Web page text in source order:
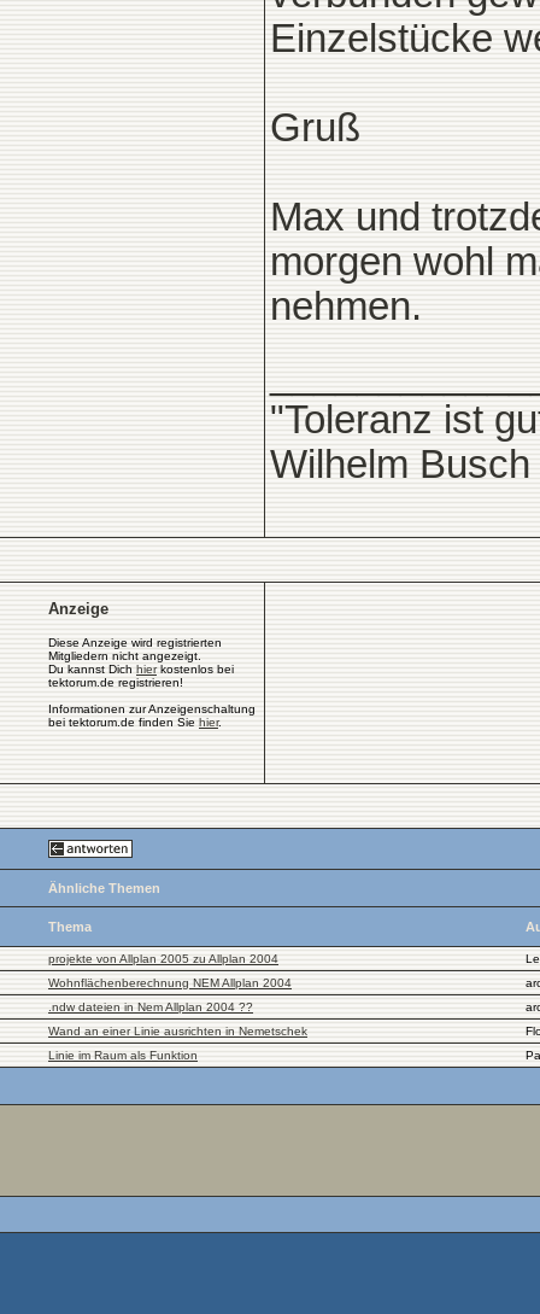
Einzelstücke
Gruß
Max und
morgen wohl
nehmen.
"Toleranz ist
Wilhelm Busch
Anzeige
Diese Anzeige wird registrierten
Mitgliedern nicht angezeigt.
Du kannst Dich hierkostenlos bei
tektorum.de registrieren!
Informationen zur Anzeigenschaltung
bei tektorum.de finden Sie hier.
Ähnliche Themen
Thema
projekte von Allplan 2005 zu Allplan 2004
Wohnflächenberechnung NEM Allplan 2004
.ndw dateien in Nem Allplan 2004 ??
Wand an einer Linie ausrichten in Nemetschek
Linie im Raum als Funktion